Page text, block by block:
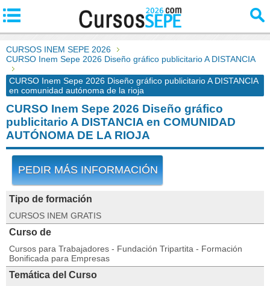
CURSOS INEM SEPE 2026
CURSO Inem Sepe 2026 Diseño gráfico publicitario A DISTANCIA
CURSO Inem Sepe 2026 Diseño gráfico publicitario A DISTANCIA
en comunidad autónoma de la rioja
CURSO Inem Sepe 2026 Diseño gráfico
publicitario A DISTANCIA en COMUNIDAD
AUTÓNOMA DE LA RIOJA
PEDIR MÁS INFORMACIÓN
Tipo de formación
CURSOS INEM GRATIS
Curso de
Cursos para Trabajadores - Fundación Tripartita - Formación
Bonificada para Empresas
Temática del Curso